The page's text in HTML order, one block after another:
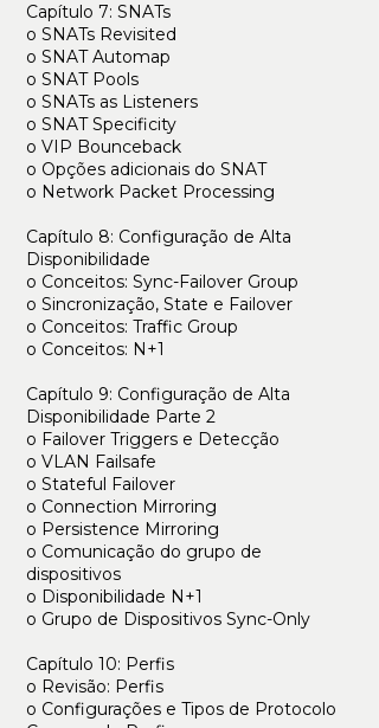
Capítulo 7: SNATs
o SNATs Revisited
o SNAT Automap
o SNAT Pools
o SNATs as Listeners
o SNAT Specificity
o VIP Bounceback
o Opções adicionais do SNAT
o Network Packet Processing
Capítulo 8: Configuração de Alta
Disponibilidade
o Conceitos: Sync-Failover Group
o Sincronização, State e Failover
o Conceitos: Traffic Group
o Conceitos: N+1
Capítulo 9: Configuração de Alta
Disponibilidade Parte 2
o Failover Triggers e Detecção
o VLAN Failsafe
o Stateful Failover
o Connection Mirroring
o Persistence Mirroring
o Comunicação do grupo de
dispositivos
o Disponibilidade N+1
o Grupo de Dispositivos Sync-Only
Capítulo 10: Perfis
o Revisão: Perfis
o Configurações e Tipos de Protocolo